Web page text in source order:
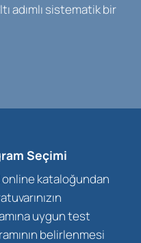
adımlı sistematik bir
Seçimi
online kataloğundan
uygun test
belirlenmesi